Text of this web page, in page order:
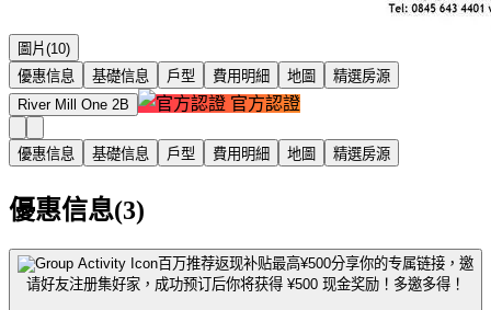
圖片(10)
優惠信息
基礎信息 戶型 費用明細 地圖
精選房源
River Mill One 2B
官方認證
優惠信息 基礎信息 戶型 費用明細 地圖 精選房源
優惠信息(3)
百万推荐返现补贴最高¥500分享你的专属链接，邀
请好友注册集好家，成功预订后你将获得 ¥500 现金奖励！多邀多得！